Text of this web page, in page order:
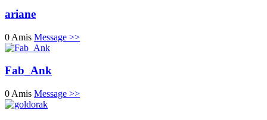
ariane
0 Amis Message >>
Fab_Ank
0 Amis Message >>